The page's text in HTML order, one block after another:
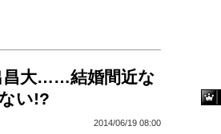
昌大……結婚間近な
い!?
2014/06/19 08:00